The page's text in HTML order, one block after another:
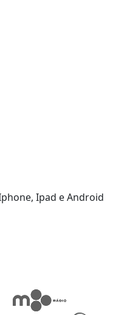
Ipad e Android